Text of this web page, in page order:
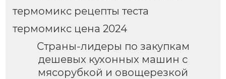
термомикс рецепты теста
термомикс цена 2024
Страны-лидеры по закупкам
дешевых кухонных машин с
мясорубкой и овощерезкой